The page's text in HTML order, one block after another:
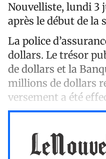
Nouvelliste, lundi 3
après le début de la
La police
dollars. Le trésor
de dollars et la
millions de dollars
versement a été